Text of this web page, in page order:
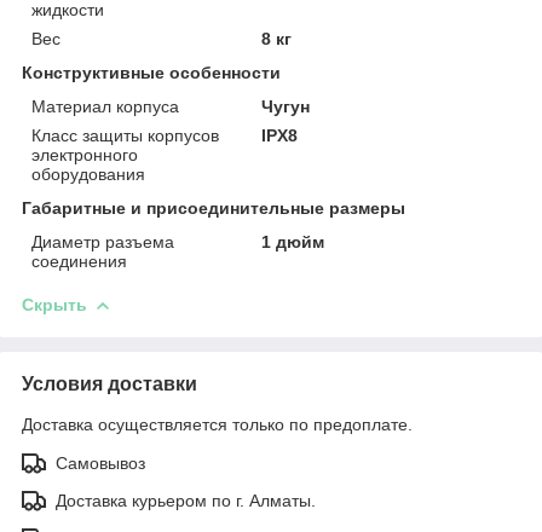
жидкости
Вес
8 кг
Конструктивные особенности
Материал корпуса
Чугун
Класс защиты корпусов
электронного
оборудования
IPX8
Габаритные и присоединительные размеры
Диаметр разъема
соединения
1 дюйм
Скрыть
Условия доставки
Доставка осуществляется только по предоплате.
Самовывоз
Доставка курьером по г. Алматы.